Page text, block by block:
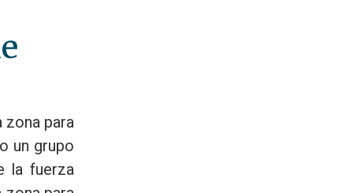
zona para
un grupo
la fuerza